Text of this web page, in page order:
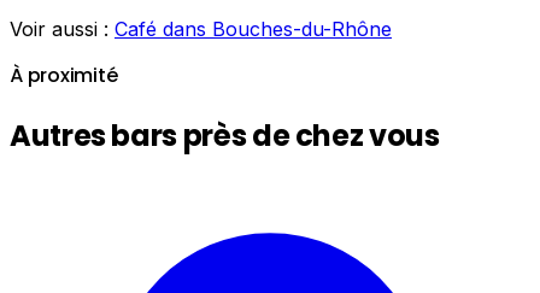
Voir aussi : Café dans Bouches-du-Rhône
À proximité
Autres bars près de chez vous